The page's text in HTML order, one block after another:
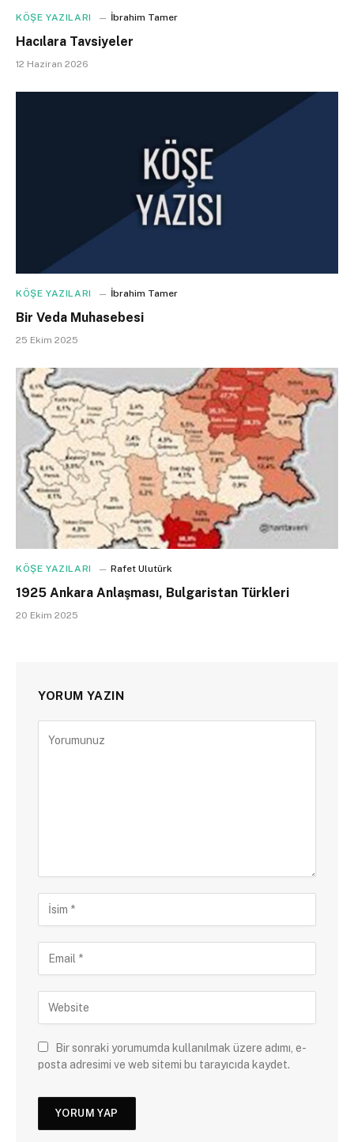
KÖŞE YAZILARI İbrahim Tamer
Hacılara Tavsiyeler
12 Haziran 2026
KÖŞE YAZILARI İbrahim Tamer
Bir Veda Muhasebesi
25 Ekim 2025
KÖŞE YAZILARI Rafet Ulutürk
1925 Ankara Anlaşması, Bulgaristan Türkleri
20 Ekim 2025
YORUM YAZIN
Bir sonraki yorumumda kullanılmak üzere adımı, e-
posta adresimi ve web sitemi bu tarayıcıda kaydet.